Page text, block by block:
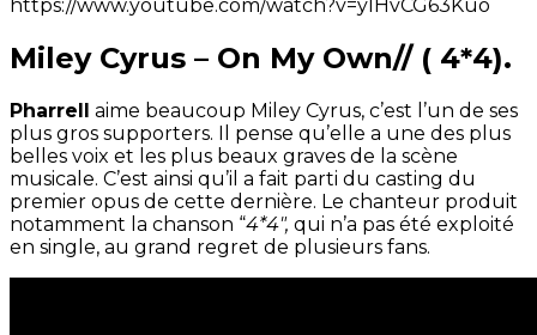
https://www.youtube.com/watch?v=yIHvCG63Kuo
Miley Cyrus – On My Own// ( 4*4).
Pharrell aime beaucoup Miley Cyrus, c’est l’un de ses
plus gros supporters. Il pense qu’elle a une des plus
belles voix et les plus beaux graves de la scène
musicale. C’est ainsi qu’il a fait parti du casting du
premier opus de cette dernière. Le chanteur produit
notamment la chanson “4*4″, qui n’a pas été exploité
en single, au grand regret de plusieurs fans.